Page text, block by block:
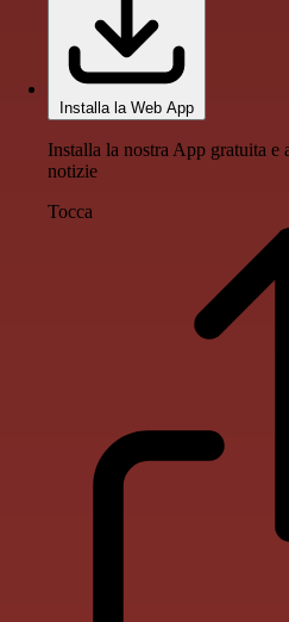
Installa la Web App
Installa la nostra App gratuita e
notizie
Tocca